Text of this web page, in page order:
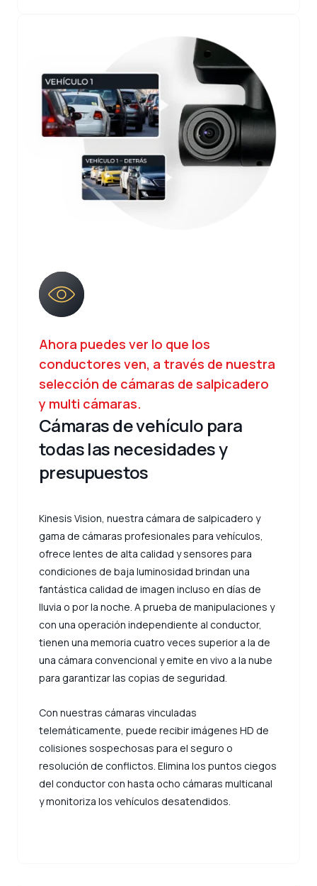
Ahora puedes ver lo que los
conductores ven, a través de nuestra
selección de cámaras de salpicadero
y multi cámaras.
Cámaras de vehículo para
todas las necesidades y
presupuestos
Kinesis Vision, nuestra cámara de salpicadero y
gama de cámaras profesionales para vehículos,
ofrece lentes de alta calidad y sensores para
condiciones de baja luminosidad brindan una
fantástica calidad de imagen incluso en días de
lluvia o por la noche. A prueba de manipulaciones y
con una operación independiente al conductor,
tienen una memoria cuatro veces superior a la de
una cámara convencional y emite en vivo a la nube
para garantizar las copias de seguridad.
Con nuestras cámaras vinculadas
telemáticamente, puede recibir imágenes HD de
colisiones sospechosas para el seguro o
resolución de conflictos. Elimina los puntos ciegos
del conductor con hasta ocho cámaras multicanal
y monitoriza los vehículos desatendidos.